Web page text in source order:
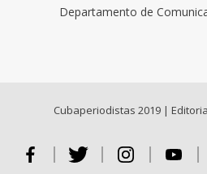
Departamento de
Cubaperiodistas 2019 |
Facebook Twitter Instagram Youtube